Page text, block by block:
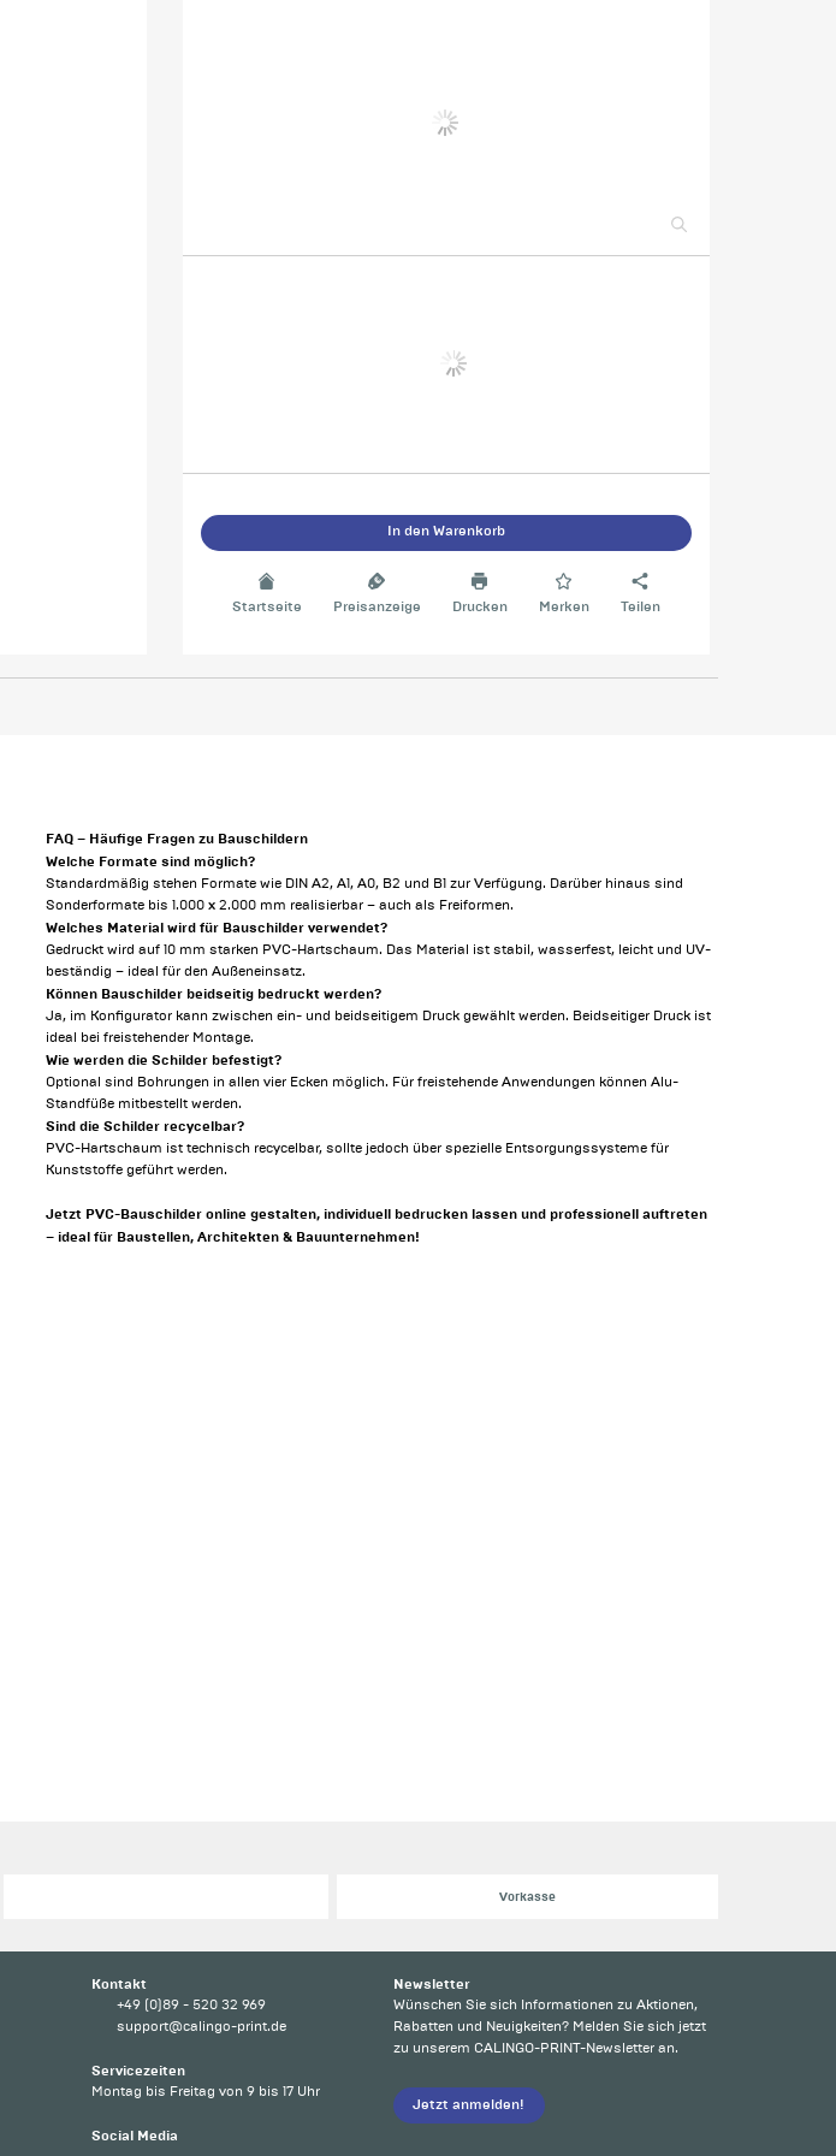
In den Warenkorb
Startseite Preisanzeige Drucken Merken Teilen
FAQ – Häufige Fragen zu Bauschildern
Welche Formate sind möglich?
Standardmäßig stehen Formate wie DIN A2, A1, A0, B2 und B1 zur Verfügung. Darüber hinaus sind
Sonderformate bis 1.000 x 2.000 mm realisierbar – auch als Freiformen.
Welches Material wird für Bauschilder verwendet?
Gedruckt wird auf 10 mm starken PVC-Hartschaum. Das Material ist stabil, wasserfest, leicht und UV-
beständig – ideal für den Außeneinsatz.
Können Bauschilder beidseitig bedruckt werden?
Ja, im Konfigurator kann zwischen ein- und beidseitigem Druck gewählt werden. Beidseitiger Druck ist
ideal bei freistehender Montage.
Wie werden die Schilder befestigt?
Optional sind Bohrungen in allen vier Ecken möglich. Für freistehende Anwendungen können Alu-
Standfüße mitbestellt werden.
Sind die Schilder recycelbar?
PVC-Hartschaum ist technisch recycelbar, sollte jedoch über spezielle Entsorgungssysteme für
Kunststoffe geführt werden.
Jetzt PVC-Bauschilder online gestalten, individuell bedrucken lassen und professionell auftreten
– ideal für Baustellen, Architekten & Bauunternehmen!
Vorkasse
Kontakt
+49 (0)89 - 520 32 969
support@calingo-print.de
Servicezeiten
Montag bis Freitag von 9 bis 17 Uhr
Social Media
Newsletter
Wünschen Sie sich Informationen zu Aktionen,
Rabatten und Neuigkeiten? Melden Sie sich jetzt
zu unserem CALINGO-PRINT-Newsletter an.
Jetzt anmelden!